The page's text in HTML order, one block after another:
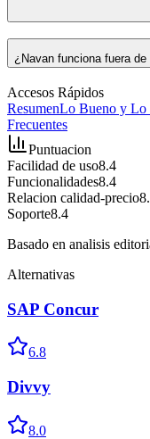
¿Navan funciona fuera
Accesos Rápidos
ResumenLo Bueno y Lo
Frecuentes
Puntuacion
Facilidad de uso8.4
Funcionalidades8.4
Relacion calidad-precio
Soporte8.4
Basado en analisis
Alternativas
SAP Concur
6.8
Divvy
8.0